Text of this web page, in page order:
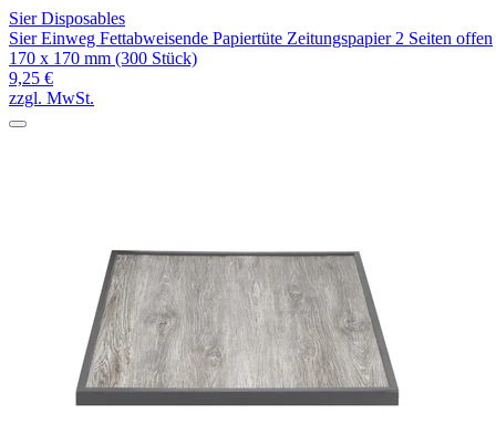
Sier Disposables
Sier Einweg Fettabweisende Papiertüte Zeitungspapier 2 Seiten offen
170 x 170 mm (300 Stück)
9,25 €
zzgl. MwSt.